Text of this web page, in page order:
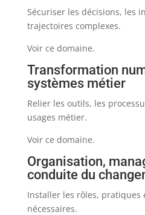
Sécuriser les décisions, les
trajectoires complexes.
Voir ce domaine.
Transformation
systèmes métier
Relier les outils, les
usages métier.
Voir ce domaine.
Organisation,
conduite du
Installer les rôles,
nécessaires.